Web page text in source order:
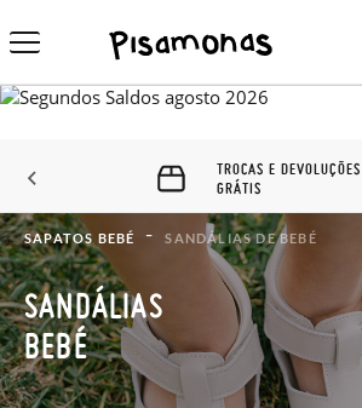
TROCAS E DEVOLUÇÕES
GRÁTIS
SAPATOS BEBÉ SANDÁLIAS DE BEBÉ
SANDÁLIAS
BEBÉ